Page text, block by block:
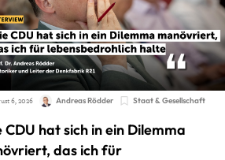
6, 2026 Andreas Rödder Staat & Gesellschaft
CDU hat sich in ein Dilemma
das ich für